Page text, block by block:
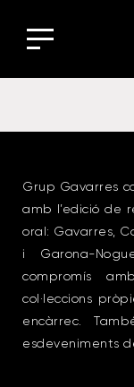
Grup Gavarres
amb l’edició de
oral: Gavarres,
i Garona-
compromís
col·leccions
encàrrec.
esdeveniments